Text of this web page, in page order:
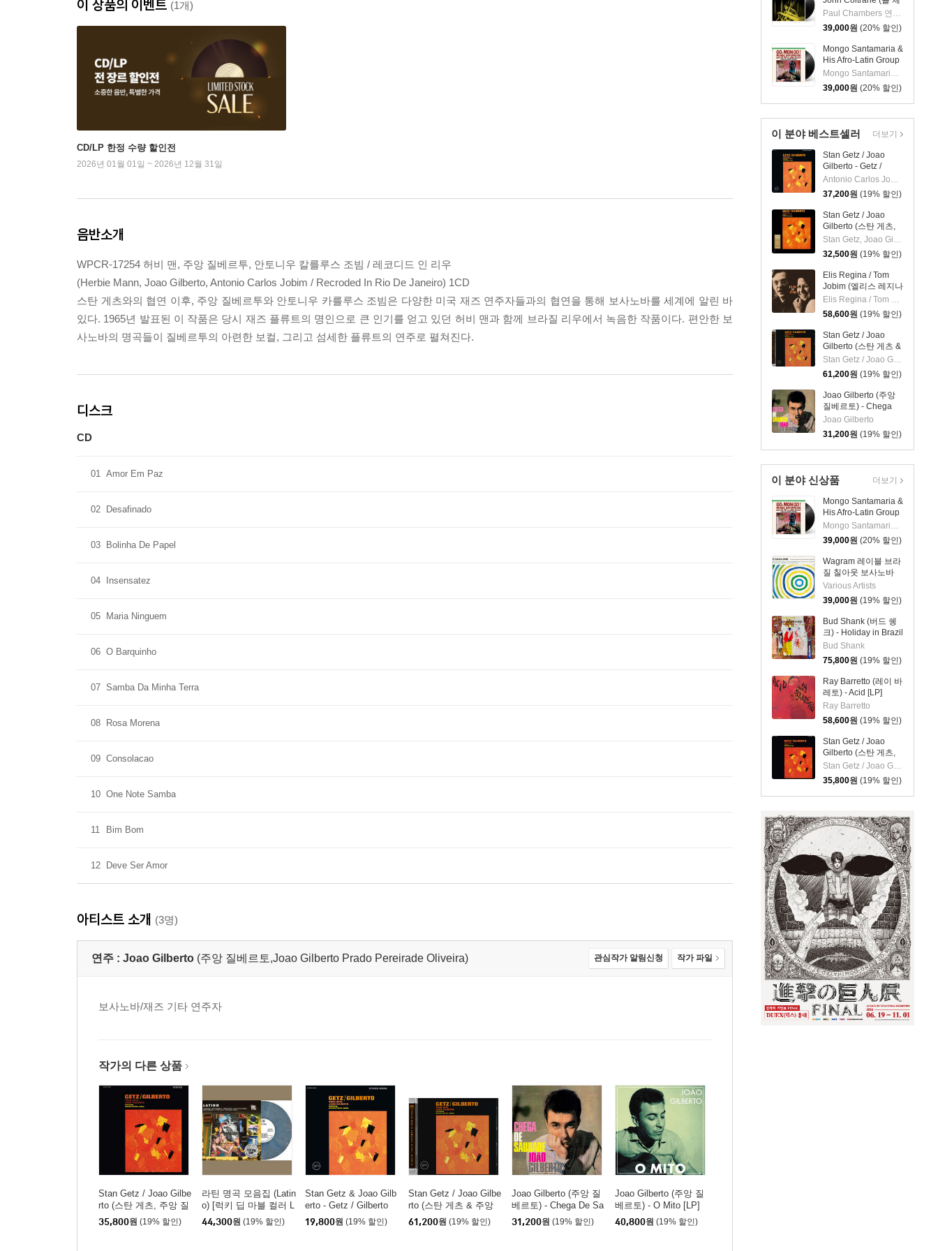
임버스 & 존 콜트레
인) - A Jazz
Delegation From the
East: Chamber's
Music [LP]
Paul Chambers 연주 외 1명
39,000원 (20% 할인)
Mongo Santamaria &
His Afro-Latin Group
(몽고 산타마리아 &
히스 아프로 라틴 그
룹) - Go Mongo!
(Feat. Chick Corea)
[LP]
Mongo Santamaria 연주
39,000원 (20% 할인)
이 분야 베스트셀러
Stan Getz / Joao
Gilberto - Getz /
Gilberto (스탄 게츠,
조앙 질베르토) [LP]
Antonio Carlos Jobim,Milton Banana,Stan Getz,Astrud Gilberto,Sebastiao Neto,Joao Gilberto
37,200원 (19% 할인)
Stan Getz / Joao
Gilberto (스탄 게츠,
주앙 질베르토) - Getz
/ Gilberto [LP]
Stan Getz, Joao Gilberto
32,500원 (19% 할인)
Elis Regina / Tom
Jobim (엘리스 레지나
/ 톰 조빔) - Elis &
Tom [LP]
Elis Regina / Tom Jobim
58,600원 (19% 할인)
Stan Getz / Joao
Gilberto (스탄 게츠 &
주앙 질베르토) - Getz
/ Gilberto [SACD
Hybrid]
Stan Getz / Joao Gilberto
61,200원 (19% 할인)
Joao Gilberto (주앙
질베르토) - Chega
De Saudade [크리스
탈 클리어 컬러 LP]
Joao Gilberto
31,200원 (19% 할인)
더보기
이 분야 신상품
Mongo Santamaria &
His Afro-Latin Group
(몽고 산타마리아 &
히스 아프로 라틴 그
룹) - Go Mongo!
(Feat. Chick Corea)
[LP]
Mongo Santamaria & His Afro-Latin Group
39,000원 (20% 할인)
Wagram 레이블 브라
질 칠아웃 보사노바
뮤직 컴필레이션
(Brazilian Chill) [LP]
Various Artists
39,000원 (19% 할인)
Bud Shank (버드 쉥
크) - Holiday in Brazil
[LP]
Bud Shank
75,800원 (19% 할인)
Ray Barretto (레이 바
레토) - Acid [LP]
Ray Barretto
58,600원 (19% 할인)
Stan Getz / Joao
Gilberto (스탄 게츠,
주앙 질베르토) - Getz
/ Gilberto [클리어 탠
저린 컬러 LP]
Stan Getz / Joao Gilberto
35,800원 (19% 할인)
더보기
이 상품의 이벤트 (1개)
CD/LP 한정 수량 할인전
2026년 01월 01일 ~ 2026년 12월 31일
음반소개
WPCR-17254 허비 맨, 주앙 질베르투, 안토니우 칼를루스 조빔 / 레코디드 인 리우
(Herbie Mann, Joao Gilberto, Antonio Carlos Jobim / Recroded In Rio De Janeiro) 1CD
스탄 게츠와의 협연 이후, 주앙 질베르투와 안토니우 카를루스 조빔은 다양한 미국 재즈 연주자들과의 협연을 통해 보사노바를 세계에 알린 바
있다. 1965년 발표된 이 작품은 당시 재즈 플류트의 명인으로 큰 인기를 얻고 있던 허비 맨과 함께 브라질 리우에서 녹음한 작품이다. 편안한 보
사노바의 명곡들이 질베르투의 아련한 보컬, 그리고 섬세한 플류트의 연주로 펼쳐진다.
디스크
CD
01 Amor Em Paz
02 Desafinado
03 Bolinha De Papel
04 Insensatez
05 Maria Ninguem
06 O Barquinho
07 Samba Da Minha Terra
08 Rosa Morena
09 Consolacao
10 One Note Samba
11 Bim Bom
12 Deve Ser Amor
아티스트 소개 (3명)
연주 : Joao Gilberto (주앙 질베르토,Joao Gilberto Prado Pereirade Oliveira) 관심작가 알림신청 작가 파일
보사노바/재즈 기타 연주자
작가의 다른 상품
Stan Getz / Joao Gilbe
rto (스탄 게츠, 주앙 질
베르토) - Getz / Gilbert
o [클리어 탠저린 컬러
35,800원 (19% 할인)
라틴 명곡 모음집 (Latin
o) [럭키 딥 마블 컬러 L
P]
44,300원 (19% 할인)
Stan Getz & Joao Gilb
erto - Getz / Gilberto
(스탄 게츠 & 조앙 질베
르토)
19,800원 (19% 할인)
Stan Getz / Joao Gilbe
rto (스탄 게츠 & 주앙
질베르토) - Getz / Gilb
erto [SACD Hybrid]
61,200원 (19% 할인)
Joao Gilberto (주앙 질
베르토) - Chega De Sa
udade [크리스탈 클리
어 컬러 LP]
31,200원 (19% 할인)
Joao Gilberto (주앙 질
베르토) - O Mito [LP]
40,800원 (19% 할인)